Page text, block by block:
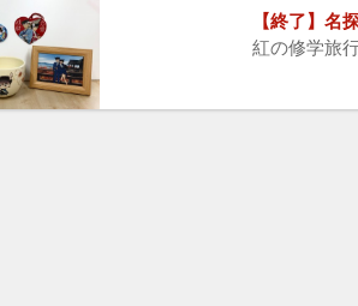
【終了】名
紅の修学旅